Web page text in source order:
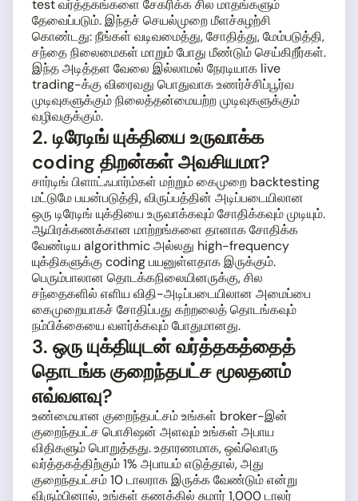
test வர்த்தகங்களை சேகரிக்க சில மாதங்களும்
தேவைப்படும். இந்தச் செயல்முறை மீளச்சுழற்சி
கொண்டது: நீங்கள் வடிவமைத்து, சோதித்து, மேம்படுத்தி,
சந்தை நிலைமைகள் மாறும் போது மீண்டும் செய்கிறீர்கள்.
இந்த அடித்தள வேலை இல்லாமல் நேரடியாக live
trading-க்கு விரைவது பொதுவாக உணர்ச்சிப்பூர்வ
முடிவுகளுக்கும் நிலைத்தன்மையற்ற முடிவுகளுக்கும்
வழிவகுக்கும்.
2. டிரேடிங் யுக்தியை உருவாக்க
coding திறன்கள் அவசியமா?
சார்டிங் பிளாட்ஃபார்ம்கள் மற்றும் கைமுறை backtesting
மட்டுமே பயன்படுத்தி, விருப்பத்தின் அடிப்படையிலான
ஒரு டிரேடிங் யுக்தியை உருவாக்கவும் சோதிக்கவும் முடியும்.
ஆயிரக்கணக்கான மாற்றங்களை தானாக சோதிக்க
வேண்டிய algorithmic அல்லது high-frequency
யுக்திகளுக்கு coding பயனுள்ளதாக இருக்கும்.
பெரும்பாலான தொடக்கநிலையினருக்கு, சில
சந்தைகளில் எளிய விதி-அடிப்படையிலான அமைப்பை
கைமுறையாகச் சோதிப்பது கற்றலைத் தொடங்கவும்
நம்பிக்கையை வளர்க்கவும் போதுமானது.
3. ஒரு யுக்தியுடன் வர்த்தகத்தைத்
தொடங்க குறைந்தபட்ச மூலதனம்
எவ்வளவு?
உண்மையான குறைந்தபட்சம் உங்கள் broker-இன்
குறைந்தபட்ச பொசிஷன் அளவும் உங்கள் அபாய
விதிகளும் பொறுத்தது. உதாரணமாக, ஒவ்வொரு
வர்த்தகத்திற்கும் 1% அபாயம் எடுத்தால், அது
குறைந்தபட்சம் 10 டாலராக இருக்க வேண்டும் என்று
விரும்பினால், உங்கள் கணக்கில் சுமார் 1,000 டாலர்